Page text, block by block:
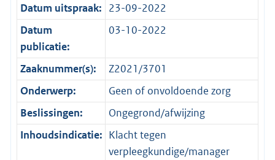
Datum uitspraak: 23-09-2022
Datum
publicatie:
03-10-2022
Zaaknummer(s):
Z2021/3701
Onderwerp:
Geen of onvoldoende zorg
Beslissingen:
Ongegrond/afwijzing
Inhoudsindicatie: Klacht tegen
verpleegkundige/manager